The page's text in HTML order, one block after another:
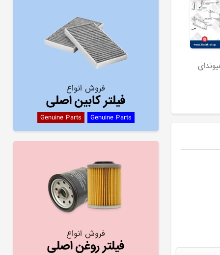
فروش انواع
فیلتر کابین اصلی
Genuine Parts Genuine Parts
فروش انواع
فیلتر روغن اصلی